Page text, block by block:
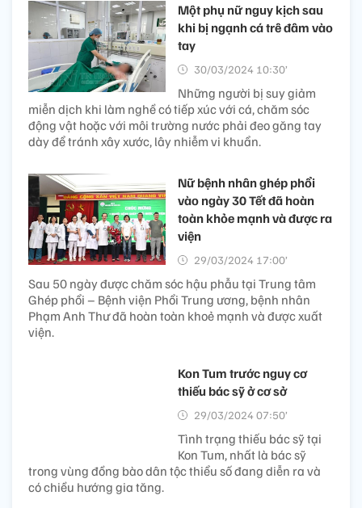
Một phụ nữ nguy kịch sau
khi bị ngạnh cá trê đâm vào
tay
30/03/2024 10:30’
Những người bị suy giảm
miễn dịch khi làm nghề có tiếp xúc với cá, chăm sóc
động vật hoặc với môi trường nước phải đeo găng tay
dày để tránh xây xước, lây nhiễm vi khuẩn.
Nữ bệnh nhân ghép phổi
vào ngày 30 Tết đã hoàn
toàn khỏe mạnh và được ra
viện
29/03/2024 17:00’
Sau 50 ngày được chăm sóc hậu phẫu tại Trung tâm
Ghép phổi – Bệnh viện Phổi Trung ương, bệnh nhân
Phạm Anh Thư đã hoàn toàn khoẻ mạnh và được xuất
viện.
Kon Tum trước nguy cơ
thiếu bác sỹ ở cơ sở
29/03/2024 07:50’
Tình trạng thiếu bác sỹ tại
Kon Tum, nhất là bác sỹ
trong vùng đồng bào dân tộc thiểu số đang diễn ra và
có chiều hướng gia tăng.